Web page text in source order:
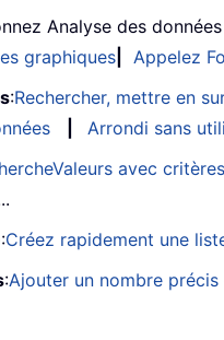
Analyse des
graphiques
Appelez
:Rechercher, mettre en
Arrondi sans
avec
:Créez rapidement une
:Ajouter un nombre